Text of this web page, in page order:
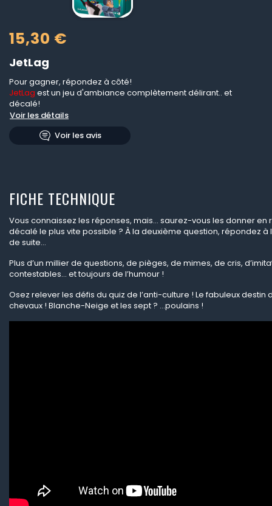
15,30 €
JetLag
Pour gagner, répondez à côté!
JetLag est un jeu d'ambiance complètement délirant.. et
décalé!
Voir les détails
Voir les avis
FICHE TECHNIQUE
Vous connaissez les réponses, mais… saurez-vous les donner en
décalé le plus vite possible ? À la deuxième question, répondez à
de suite…
Plus d’un millier de questions, de pièges, de mimes, de cris,
contestables… et toujours de l’humour !
Osez relever les défis du quiz de l’anti-culture ! Le fabuleux destin
chevaux ! Blanche-Neige et les sept ? …poulains !